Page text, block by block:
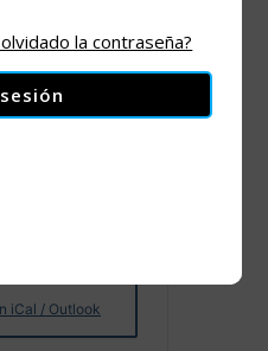
iCal / Outlook
la contraseña?